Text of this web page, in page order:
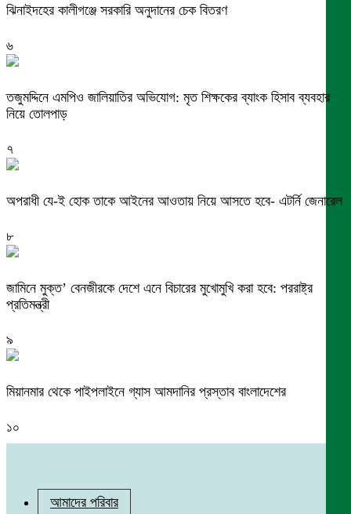
ঝিনাইদহের কালীগঞ্জে সরকারি অনুদানের চেক বিতরণ
৬
তজুমদ্দিনে এমপিও জালিয়াতির অভিযোগ: মৃত শিক্ষকের ব্যাংক হিসাব ব্যবহার
নিয়ে তোলপাড়
৭
অপরাধী যে-ই হোক তাকে আইনের আওতায় নিয়ে আসতে হবে- এটর্নি জেনারেল
৮
জামিনে মুক্ত’ বেনজীরকে দেশে এনে বিচারের মুখোমুখি করা হবে: পররাষ্ট্র
প্রতিমন্ত্রী
৯
মিয়ানমার থেকে পাইপলাইনে গ্যাস আমদানির প্রস্তাব বাংলাদেশের
১০
আমাদের পরিবার